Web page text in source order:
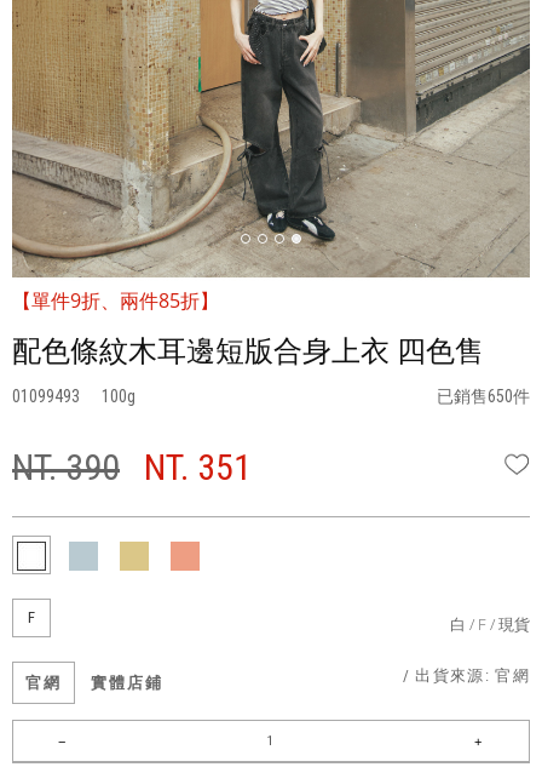
【單件9折、兩件85折】
配色條紋木耳邊短版合身上衣 四色售
01099493 100 已銷售650件
NT. 390 NT. 351
F 白 F 現貨
官網 實體店鋪 / 出貨來源:官網